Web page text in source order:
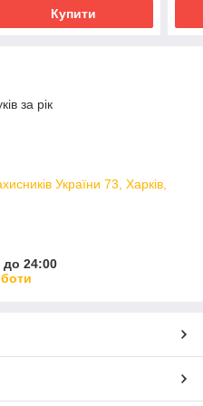
Купити
за рік
України 73, Харків,
до 24:00